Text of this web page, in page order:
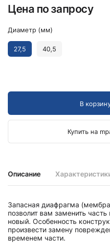
Описание
Запасная диафрагма
позволит вам заменить
новый. Особенность
произвести замену
временем части.
Цена по запросу
Диаметр (мм)
27,5 40,5
В
Купить на